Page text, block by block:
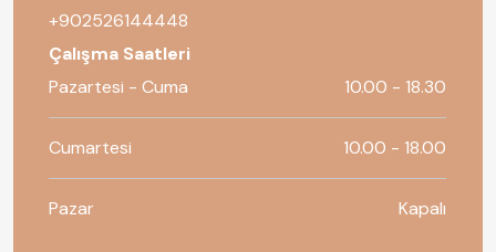
+902526144448
Çalışma Saatleri
Pazartesi - Cuma
10.00 - 18.30
Cumartesi 10.00 - 18.00
Pazar Kapalı